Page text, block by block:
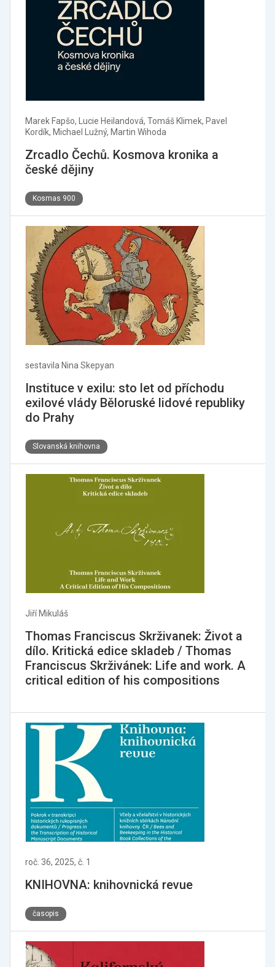
Marek Fapšo, Lucie Heilandová, Tomáš Klimek, Pavel
Kordík, Michael Lužný, Martin Wihoda
Zrcadlo Čechů. Kosmova kronika a
české dějiny
Kosmas 900
sestavila Nina Skepyan
Instituce v exilu: sto let od příchodu
exilové vlády Běloruské lidové republiky
do Prahy
Slovanská knihovna
Jiří Mikuláš
Thomas Franciscus Skrživanek: Život a
dílo. Kritická edice skladeb / Thomas
Franciscus Skrživánek: Life and work. A
critical edition of his compositions
roč. 36, 2025, č. 1
KNIHOVNA: knihovnická revue
časopis